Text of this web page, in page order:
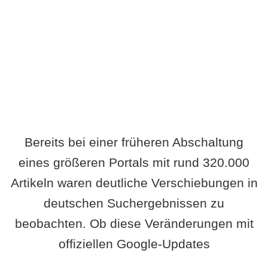
Bereits bei einer früheren Abschaltung
eines größeren Portals mit rund 320.000
Artikeln waren deutliche Verschiebungen in
deutschen Suchergebnissen zu
beobachten. Ob diese Veränderungen mit
offiziellen Google-Updates